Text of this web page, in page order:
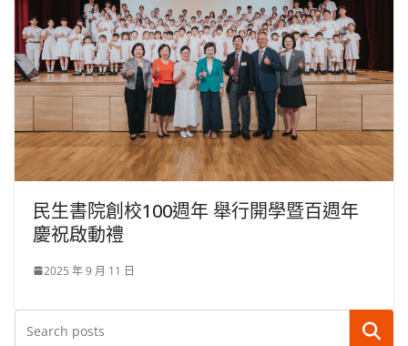
民生書院創校100週年 舉行開學暨百週年
慶祝啟動禮
2025 年 9 月 11 日
搜尋